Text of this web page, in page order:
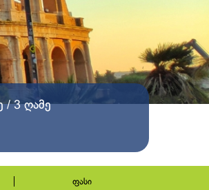
/ 3 ღამე
ფასი